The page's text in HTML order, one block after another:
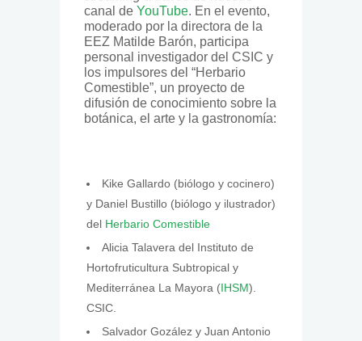
canal de YouTube. En el evento,
moderado por la directora de la
EEZ Matilde Barón, participa
personal investigador del CSIC y
los impulsores del “Herbario
Comestible”, un proyecto de
difusión de conocimiento sobre la
botánica, el arte y la gastronomía:
Kike Gallardo (biólogo y cocinero)
y Daniel Bustillo (biólogo y ilustrador)
del Herbario Comestible
Alicia Talavera del Instituto de
Hortofruticultura Subtropical y
Mediterránea La Mayora (IHSM).
CSIC.
Salvador Gozález y Juan Antonio